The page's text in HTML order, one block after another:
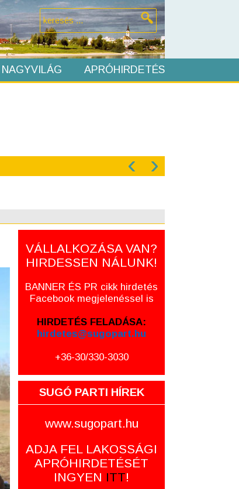
NAGYVILÁG APRÓHIRDETÉS
‹ ›
VÁLLALKOZÁSA VAN?
HIRDESSEN NÁLUNK!
BANNER ÉS PR cikk hirdetés
Facebook megjelenéssel is
HIRDETÉS FELADÁSA:
hirdetes@sugopart.hu
+36-30/330-3030
SUGÓ PARTI HÍREK
www.sugopart.hu
ADJA FEL LAKOSSÁGI
APRÓHIRDETÉSÉT
INGYEN ITT!